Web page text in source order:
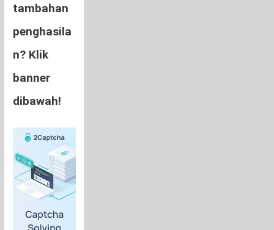
tambahan
penghasila
n? Klik
banner
dibawah!